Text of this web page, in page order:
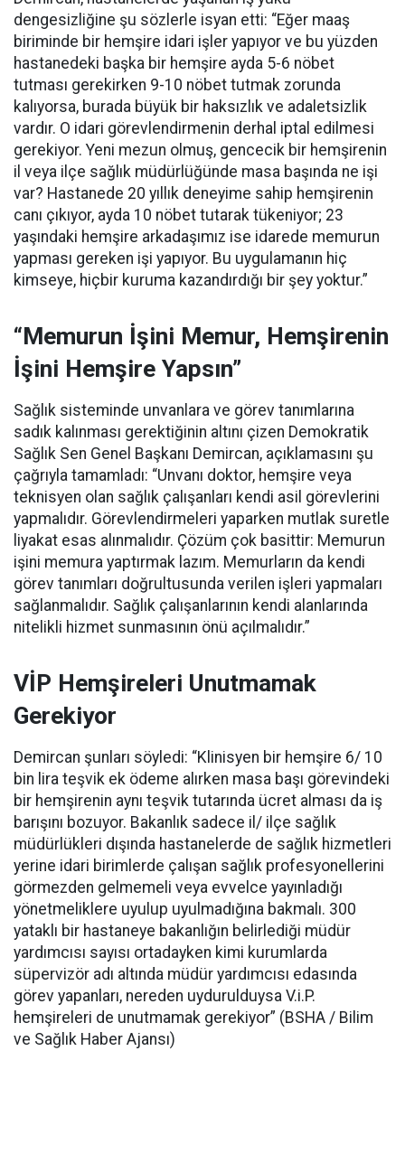
dengesizliğine şu sözlerle isyan etti: “Eğer maaş
biriminde bir hemşire idari işler yapıyor ve bu yüzden
hastanedeki başka bir hemşire ayda 5-6 nöbet
tutması gerekirken 9-10 nöbet tutmak zorunda
kalıyorsa, burada büyük bir haksızlık ve adaletsizlik
vardır. O idari görevlendirmenin derhal iptal edilmesi
gerekiyor. Yeni mezun olmuş, gencecik bir hemşirenin
il veya ilçe sağlık müdürlüğünde masa başında ne işi
var? Hastanede 20 yıllık deneyime sahip hemşirenin
canı çıkıyor, ayda 10 nöbet tutarak tükeniyor; 23
yaşındaki hemşire arkadaşımız ise idarede memurun
yapması gereken işi yapıyor. Bu uygulamanın hiç
kimseye, hiçbir kuruma kazandırdığı bir şey yoktur.”
“Memurun İşini Memur, Hemşirenin
İşini Hemşire Yapsın”
Sağlık sisteminde unvanlara ve görev tanımlarına
sadık kalınması gerektiğinin altını çizen Demokratik
Sağlık Sen Genel Başkanı Demircan, açıklamasını şu
çağrıyla tamamladı: “Unvanı doktor, hemşire veya
teknisyen olan sağlık çalışanları kendi asil görevlerini
yapmalıdır. Görevlendirmeleri yaparken mutlak suretle
liyakat esas alınmalıdır. Çözüm çok basittir: Memurun
işini memura yaptırmak lazım. Memurların da kendi
görev tanımları doğrultusunda verilen işleri yapmaları
sağlanmalıdır. Sağlık çalışanlarının kendi alanlarında
nitelikli hizmet sunmasının önü açılmalıdır.”
VİP Hemşireleri Unutmamak
Gerekiyor
Demircan şunları söyledi: “Klinisyen bir hemşire 6/ 10
bin lira teşvik ek ödeme alırken masa başı görevindeki
bir hemşirenin aynı teşvik tutarında ücret alması da iş
barışını bozuyor. Bakanlık sadece il/ ilçe sağlık
müdürlükleri dışında hastanelerde de sağlık hizmetleri
yerine idari birimlerde çalışan sağlık profesyonellerini
görmezden gelmemeli veya evvelce yayınladığı
yönetmeliklere uyulup uyulmadığına bakmalı. 300
yataklı bir hastaneye bakanlığın belirlediği müdür
yardımcısı sayısı ortadayken kimi kurumlarda
süpervizör adı altında müdür yardımcısı edasında
görev yapanları, nereden uydurulduysa V.i.P.
hemşireleri de unutmamak gerekiyor” (BSHA / Bilim
ve Sağlık Haber Ajansı)